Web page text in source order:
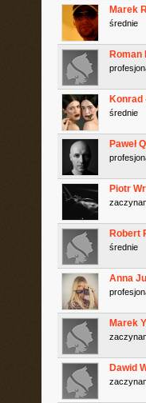
Marek
średnie
Roman
Konrad
średnie
Paweł
Piotr
Robert
średnie
Anna
Marek
Dawid